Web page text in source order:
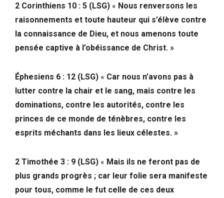
‭2 Corinthiens 10 : 5 (LSG) « Nous renversons les
raisonnements et toute hauteur qui s’élève contre
la connaissance de Dieu, et nous amenons toute
pensée captive à l’obéissance de Christ. »
Éphesiens 6 : 12 (LSG) « Car nous n’avons pas à
lutter contre la chair et le sang, mais contre les
dominations, contre les autorités, contre les
princes de ce monde de ténèbres, contre les
esprits méchants dans les lieux célestes. »
2 Timothée 3 : 9 (LSG) « Mais ils ne feront pas de
plus grands progrès ; car leur folie sera manifeste
pour tous, comme le fut celle de ces deux